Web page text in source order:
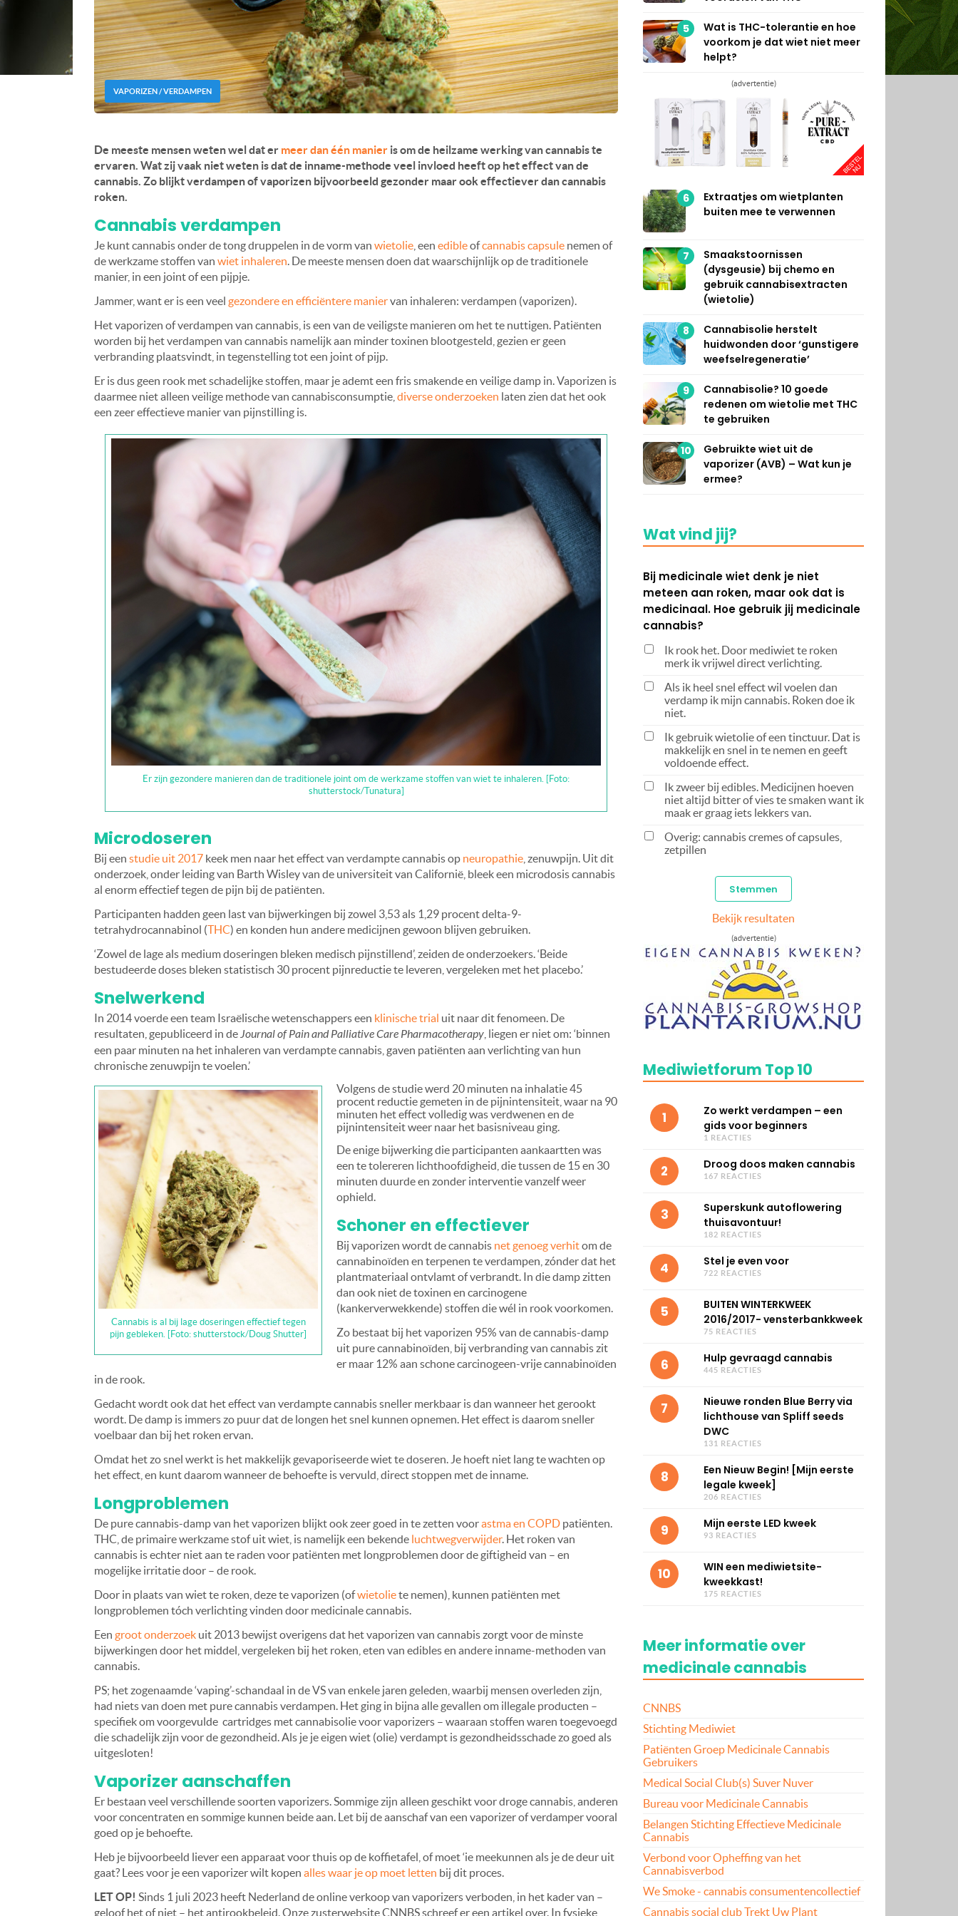
VAPORIZEN / VERDAMPEN
De meeste mensen weten wel dat er meer dan één manier is om de heilzame werking van cannabis te
ervaren. Wat zij vaak niet weten is dat de inname-methode veel invloed heeft op het effect van de
cannabis. Zo blijkt verdampen of vaporizen bijvoorbeeld gezonder maar ook effectiever dan cannabis
roken.
Cannabis verdampen
Je kunt cannabis onder de tong druppelen in de vorm van wietolie , een edibleofcannabis capsule nemen of
de werkzame stoffen van wiet inhaleren. De meeste mensen doen dat waarschijnlijk op de traditionele
manier, in een joint of een pijpje.
Jammer, want er is een veel gezondere en efficiëntere maniervan inhaleren: verdampen (vaporizen).
Het vaporizen of verdampen van cannabis, is een van de veiligste manieren om het te nuttigen. Patiënten
worden bij het verdampen van cannabis namelijk aan minder toxinen blootgesteld, gezien er geen
verbranding plaatsvindt, in tegenstelling tot een joint of pijp.
Er is dus geen rook met schadelijke stoffen, maar je ademt een fris smakende en veilige damp in. Vaporizen is
daarmee niet alleen veilige methode van cannabisconsumptie, diverse onderzoeken laten zien dat het ook
een zeer effectieve manier van pijnstilling is.
Er zijn gezondere manieren dan de traditionele joint om de werkzame stoffen van wiet te inhaleren. [Foto:
shutterstock/Tunatura]
Microdoseren
Bij een studie uit 2017 keek men naar het effect van verdampte cannabis op neuropathie , zenuwpijn. Uit dit
onderzoek, onder leiding van Barth Wisley van de universiteit van Californië, bleek een microdosis cannabis
al enorm effectief tegen de pijn bij de patiënten.
Participanten hadden geen last van bijwerkingen bij zowel 3,53 als 1,29 procent delta-9-
tetrahydrocannabinol (THC) en konden hun andere medicijnen gewoon blijven gebruiken.
‘Zowel de lage als medium doseringen bleken medisch pijnstillend’, zeiden de onderzoekers. ‘Beide
bestudeerde doses bleken statistisch 30 procent pijnreductie te leveren, vergeleken met het placebo.’
Snelwerkend
In 2014 voerde een team Israëlische wetenschappers een klinische trial uit naar dit fenomeen. De
resultaten, gepubliceerd in de Journal of Pain and Palliative Care Pharmacotherapy , liegen er niet om: ‘binnen
een paar minuten na het inhaleren van verdampte cannabis, gaven patiënten aan verlichting van hun
chronische zenuwpijn te voelen.’
Cannabis is al bij lage doseringen effectief tegen
pijn gebleken. [Foto: shutterstock/Doug Shutter]
Volgens de studie werd 20 minuten na inhalatie 45
procent reductie gemeten in de pijnintensiteit, waar na 90
minuten het effect volledig was verdwenen en de
pijnintensiteit weer naar het basisniveau ging.
De enige bijwerking die participanten aankaartten was
een te tolereren lichthoofdigheid, die tussen de 15 en 30
minuten duurde en zonder interventie vanzelf weer
ophield.
Schoner en effectiever
Bij vaporizen wordt de cannabis net genoeg verhitom de
cannabinoïden en terpenen te verdampen, zónder dat het
plantmateriaal ontvlamt of verbrandt. In die damp zitten
dan ook niet de toxinen en carcinogene
(kankerverwekkende) stoffen die wél in rook voorkomen.
Zo bestaat bij het vaporizen 95% van de cannabis-damp
uit pure cannabinoïden, bij verbranding van cannabis zit
er maar 12% aan schone carcinogeen-vrije cannabinoïden
in de rook.
Gedacht wordt ook dat het effect van verdampte cannabis sneller merkbaar is dan wanneer het gerookt
wordt. De damp is immers zo puur dat de longen het snel kunnen opnemen. Het effect is daarom sneller
voelbaar dan bij het roken ervan.
Omdat het zo snel werkt is het makkelijk gevaporiseerde wiet te doseren. Je hoeft niet lang te wachten op
het effect, en kunt daarom wanneer de behoefte is vervuld, direct stoppen met de inname.
Longproblemen
De pure cannabis-damp van het vaporizen blijkt ook zeer goed in te zetten voorastma en COPD patiënten.
THC, de primaire werkzame stof uit wiet, is namelijk een bekende luchtwegverwijder. Het roken van
cannabis is echter niet aan te raden voor patiënten met longproblemen door de giftigheid van – en
mogelijke irritatie door – de rook.
Door in plaats van wiet te roken, deze te vaporizen (ofwietoliete nemen), kunnen patiënten met
longproblemen tóch verlichting vinden door medicinale cannabis.
Een groot onderzoek uit 2013 bewijst overigens dat het vaporizen van cannabis zorgt voor de minste
bijwerkingen door het middel, vergeleken bij het roken, eten van edibles en andere inname-methoden van
cannabis.
PS; het zogenaamde ‘vaping’-schandaal in de VS van enkele jaren geleden, waarbij mensen overleden zijn,
had niets van doen met pure cannabis verdampen. Het ging in bijna alle gevallen om illegale producten –
specifiek om voorgevulde cartridges met cannabisolie voor vaporizers – waaraan stoffen waren toegevoegd
die schadelijk zijn voor de gezondheid. Als je je eigen wiet (olie) verdampt is gezondheidsschade zo goed als
uitgesloten!
Vaporizer aanschaffen
Er bestaan veel verschillende soorten vaporizers. Sommige zijn alleen geschikt voor droge cannabis, anderen
voor concentraten en sommige kunnen beide aan. Let bij de aanschaf van een vaporizer of verdamper vooral
goed op je behoefte.
Heb je bijvoorbeeld liever een apparaat voor thuis op de koffietafel, of moet ‘ie meekunnen als je de deur uit
gaat? Lees voor je een vaporizer wilt kopen alles waar je op moet letten bij dit proces.
LET OP! Sinds 1 juli 2023 heeft Nederland de online verkoop van vaporizers verboden, in het kader van –
geloof het of niet – het antirookbeleid. Onze zusterwebsite CNNBS schreef er een artikel over. In fysieke
5
Wat is THC-tolerantie en hoe
voorkom je dat wiet niet meer
helpt?
(advertentie)
6
Extraatjes om wietplanten
buiten mee te verwennen
7
Smaakstoornissen
(dysgeusie) bij chemo en
gebruik cannabisextracten
(wietolie)
8
Cannabisolie herstelt
huidwonden door ‘gunstigere
weefselregeneratie’
9
Cannabisolie? 10 goede
redenen om wietolie met THC
te gebruiken
10
Gebruikte wiet uit de
vaporizer (AVB) – Wat kun je
ermee?
Wat vind jij?
Bij medicinale wiet denk je niet
meteen aan roken, maar ook dat is
medicinaal. Hoe gebruik jij medicinale
cannabis?
Ik rook het. Door mediwiet te roken
merk ik vrijwel direct verlichting.
Als ik heel snel effect wil voelen dan
verdamp ik mijn cannabis. Roken doe ik
niet.
Ik gebruik wietolie of een tinctuur. Dat is
makkelijk en snel in te nemen en geeft
voldoende effect.
Ik zweer bij edibles. Medicijnen hoeven
niet altijd bitter of vies te smaken want ik
maak er graag iets lekkers van.
Overig: cannabis cremes of capsules,
zetpillen
Bekijk resultaten
(advertentie)
Mediwietforum Top 10
1
Zo werkt verdampen – een
gids voor beginners
1 REACTIES
2 Droog doos maken cannabis
167 REACTIES
3
Superskunk autoflowering
thuisavontuur!
182 REACTIES
4 Stel je even voor
722 REACTIES
5
BUITEN WINTERKWEEK
2016/2017- vensterbankkweek
75 REACTIES
6 Hulp gevraagd cannabis
445 REACTIES
7
Nieuwe ronden Blue Berry via
lichthouse van Spliff seeds
DWC
131 REACTIES
8
Een Nieuw Begin! [Mijn eerste
legale kweek]
206 REACTIES
9 Mijn eerste LED kweek
93 REACTIES
10
WIN een mediwietsite-
kweekkast!
175 REACTIES
Meer informatie over
medicinale cannabis
CNNBS
Stichting Mediwiet
Patiënten Groep Medicinale Cannabis
Gebruikers
Medical Social Club(s) Suver Nuver
Bureau voor Medicinale Cannabis
Belangen Stichting Effectieve Medicinale
Cannabis
Verbond voor Opheffing van het
Cannabisverbod
We Smoke - cannabis consumentencollectief
Cannabis social club Trekt Uw Plant